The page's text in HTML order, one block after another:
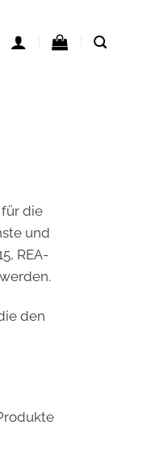
die
und
REA-
den